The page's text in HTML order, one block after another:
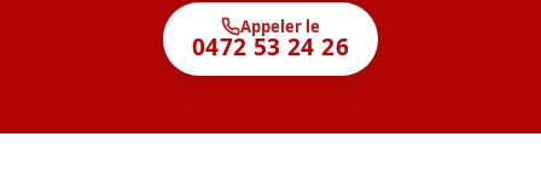
Appeler le
0472 53 24 26